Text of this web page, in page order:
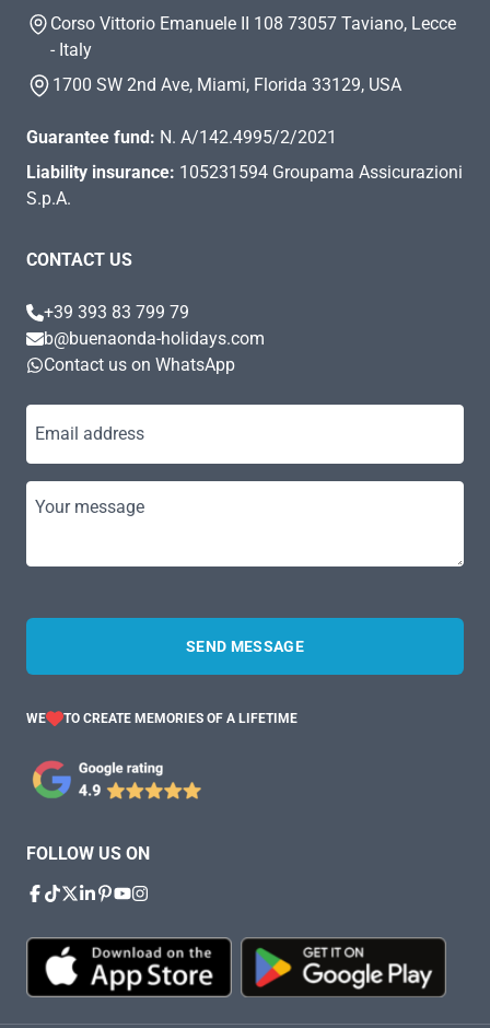
Corso Vittorio Emanuele II 108 73057 Taviano, Lecce
- Italy
1700 SW 2nd Ave, Miami, Florida 33129, USA
Guarantee fund: N. A/142.4995/2/2021
Liability insurance: 105231594 Groupama Assicurazioni
S.p.A.
CONTACT US
+39 393 83 799 79
b@buenaonda-holidays.com
Contact us on WhatsApp
Email address
Your message
SEND MESSAGE
WE TO CREATE MEMORIES OF A LIFETIME
FOLLOW US ON